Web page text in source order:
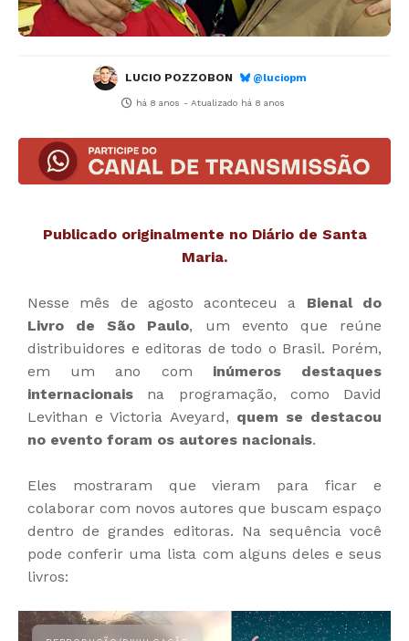
LUCIO POZZOBON @luciopm
há 8 anos - Atualizado há 8 anos
Publicado originalmente no Diário de Santa
Maria.
Nesse mês de agosto aconteceu a Bienal do
Livro de São Paulo, um evento que reúne
distribuidores e editoras de todo o Brasil. Porém,
em um ano com inúmeros destaques
internacionais na programação, como David
Levithan e Victoria Aveyard, quem se destacou
no evento foram os autores nacionais.
Eles mostraram que vieram para ficar e
colaborar com novos autores que buscam espaço
dentro de grandes editoras. Na sequência você
pode conferir uma lista com alguns deles e seus
livros: